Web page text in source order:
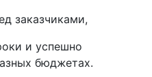
заказчиками,
и успешно
бюджетах.